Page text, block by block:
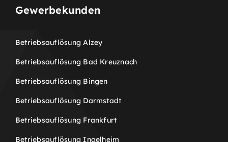
Gewerbekunden
Betriebsauflösung Alzey
Betriebsauflösung Bad Kreuznach
Betriebsauflösung Bingen
Betriebsauflösung Darmstadt
Betriebsauflösung Frankfurt
Betriebsauflösung Ingelheim